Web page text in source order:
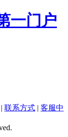
| 联系方式 | 客服中